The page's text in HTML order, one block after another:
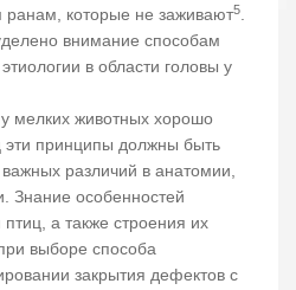
ранам, которые не заживают5
внимание способам
в области головы у
мелких животных хорошо
принципы должны быть
различий в анатомии,
Знание особенностей
а также строения их
выборе способа
закрытия дефектов с